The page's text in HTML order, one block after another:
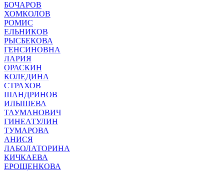
БОЧАРОВ
ХОМКОЛОВ
РОМИС
ЕЛЬНИКОВ
РЫСБЕКОВА
ГЕНСИНОВНА
ЛАРИЯ
ОРАСКИН
КОЛЕДИНА
СТРАХОВ
ШАНДРИНОВ
ИЛЫШЕВА
ТАУМАНОВИЧ
ГИНЕАТУЛИН
ТУМАРОВА
АНИСЯ
ЛАБОЛАТОРИНА
КИЧКАЕВА
ЕРОЩЕНКОВА